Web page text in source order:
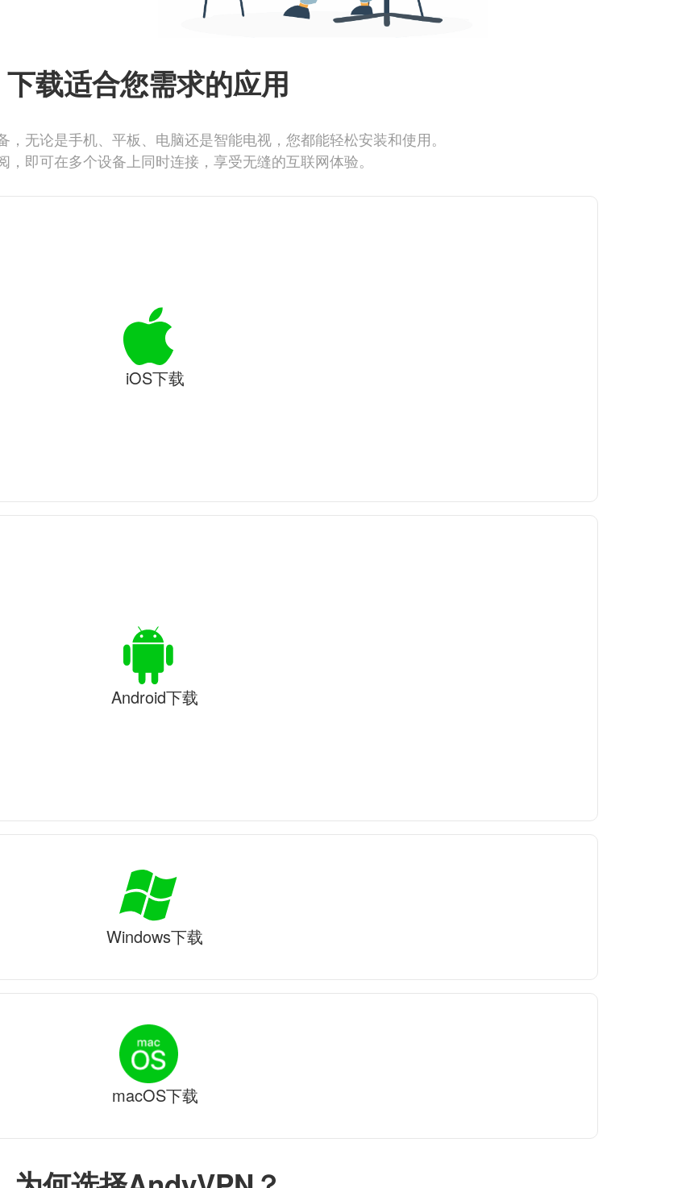
下载适合您需求的应用
，无论是手机、平板、电脑还是智能电视，您都能轻松安装和使用。
，即可在多个设备上同时连接，享受无缝的互联网体验。
iOS下载
Android下载
Windows下载
macOS下载